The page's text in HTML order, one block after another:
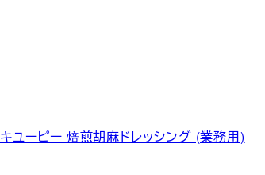
キユーピー 焙煎胡麻ドレッシング (業務用)